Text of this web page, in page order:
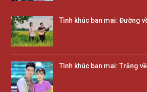
Tình khúc ban mai: Đường
Tình khúc ban mai: Trăng